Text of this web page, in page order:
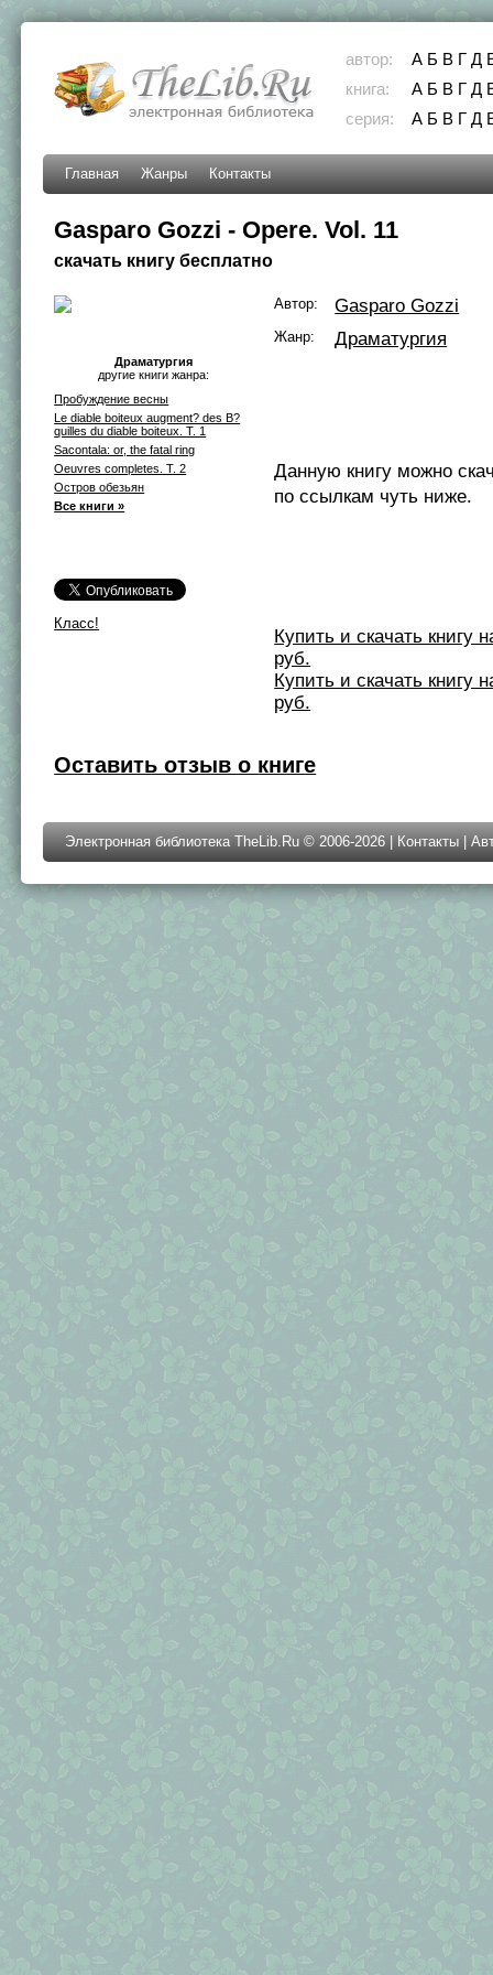
автор: А Б В Г Д
книга:
А Б В Г Д
серия:
А Б В Г Д
Главная Жанры Контакты
Gasparo Gozzi - Opere. Vol. 11
скачать книгу бесплатно
Драматургия
другие книги жанра:
Пробуждение весны
Le diable boiteux augment? des B?
quilles du diable boiteux. T. 1
Sacontala: or, the fatal ring
Oeuvres completes. T. 2
Остров обезьян
Все книги »
Класс!
Автор: Gasparo Gozzi
Жанр: Драматургия
Данную книгу можно
по ссылкам чуть ниже.
Купить и скачать книгу
руб.
Купить и скачать книгу
руб.
Оставить отзыв о книге
Электронная библиотека TheLib.Ru © 2006-2026 | Контакты |